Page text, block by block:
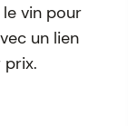
vin pour
un lien
prix.